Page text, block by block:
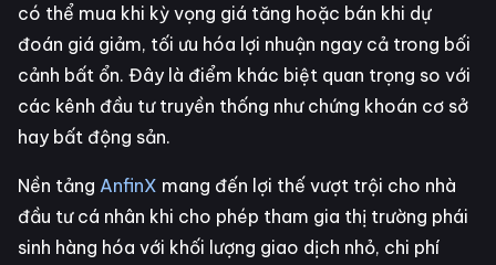
có thể mua khi kỳ vọng giá tăng hoặc bán khi dự
đoán giá giảm, tối ưu hóa lợi nhuận ngay cả trong bối
cảnh bất ổn. Đây là điểm khác biệt quan trọng so với
các kênh đầu tư truyền thống như chứng khoán cơ sở
hay bất động sản.
Nền tảng AnfinX mang đến lợi thế vượt trội cho nhà
đầu tư cá nhân khi cho phép tham gia thị trường phái
sinh hàng hóa với khối lượng giao dịch nhỏ, chi phí